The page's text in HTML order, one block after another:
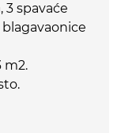
3 spavaće
m2.